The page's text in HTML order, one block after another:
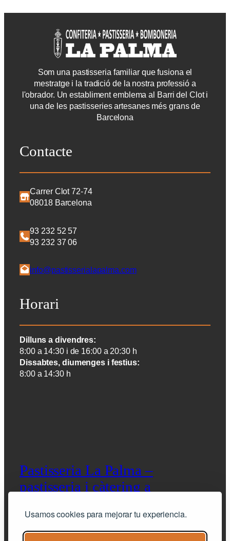
Usamos cookies para mejorar tu experiencia.
Som una pastisseria familiar que fusiona el
mestratge i la tradició de la nostra professió a
l'obrador. Un establiment emblema al Barri del Clot i
una de les pastisseries artesanes més grans de
Barcelona
Contacte
Carrer Clot 72-74
08018 Barcelona
93 232 52 57
93 232 37 06
info@pastisserialapalma.com
Horari
Dilluns a divendres:
8:00 a 14:30 i de 16:00 a 20:30 h
Dissabtes, diumenges i festius:
8:00 a 14:30 h
Pastisseria La Palma –
pastisseria i càtering a